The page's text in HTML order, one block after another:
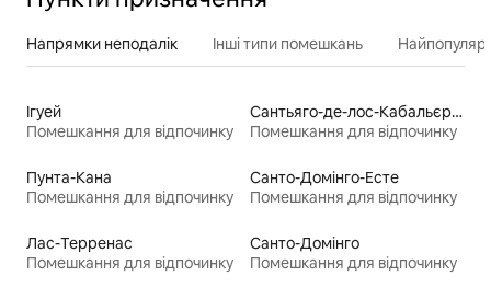
Напрямки неподалік Інші типи помешкань
Ігуей
Помешкання для відпочинку
Сантьяго-де-лос-Кабальєрос
Помешкання для відпочинку
Пунта-Кана
Помешкання для відпочинку
Санто-Домінго-Есте
Помешкання для відпочинку
Лас-Терренас
Помешкання для відпочинку
Санто-Домінго
Помешкання для відпочинку